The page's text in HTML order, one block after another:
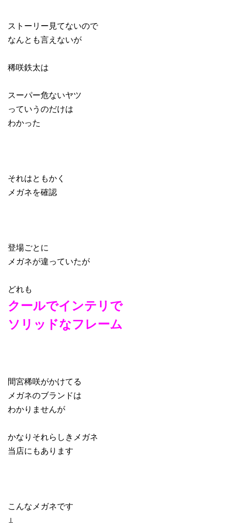
ストーリー見てないので
なんとも言えないが
稀咲鉄太は
スーパー危ないヤツ
っていうのだけは
わかった
それはともかく
メガネを確認
登場ごとに
メガネが違っていたが
どれも
クールでインテリで
ソリッドなフレーム
間宮稀咲がかけてる
メガネのブランドは
わかりませんが
かなりそれらしきメガネ
当店にもあります
こんなメガネです
↓